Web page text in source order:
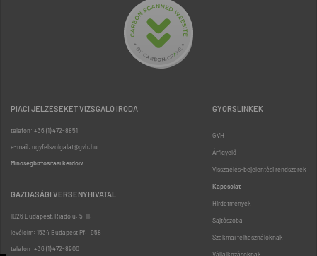
PIACI JELZÉSEKET VIZSGÁLÓ IRODA
telefon: +36 (1) 472-8851
e-mail: ugyfelszolgalat@gvh.hu
Minőségbiztosítási kérdőív
GAZDASÁGI VERSENYHIVATAL
1026 Budapest, Riadó u. 5-11.
levélcím: 1534 Budapest Pf.: 958
telefon: +36 (1) 472-8900
GYORSLINKEK
GVH
Árfigyelő
Visszaélés-bejelentési rendszerek
Kapcsolat
Hirdetmények
Sajtószoba
Szakmai felhasználóknak